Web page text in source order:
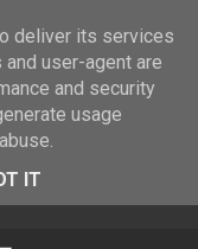
deliver its services
user-agent are
and security
usage
IT